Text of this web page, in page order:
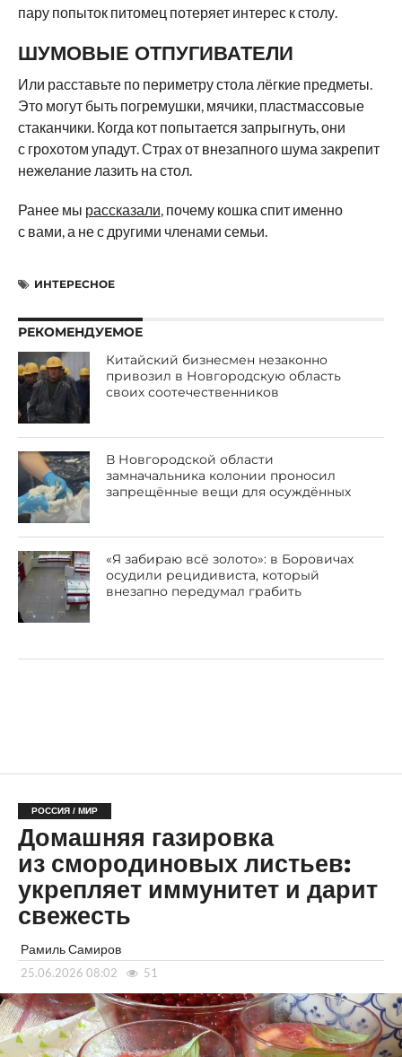
пару попыток питомец потеряет интерес к столу.
ШУМОВЫЕ ОТПУГИВАТЕЛИ
Или расставьте по периметру стола лёгкие предметы.
Это могут быть погремушки, мячики, пластмассовые
стаканчики. Когда кот попытается запрыгнуть, они
с грохотом упадут. Страх от внезапного шума закрепит
нежелание лазить на стол.
Ранее мы рассказали, почему кошка спит именно
с вами, а не с другими членами семьи.
ИНТЕРЕСНОЕ
РЕКОМЕНДУЕМОЕ
Китайский бизнесмен незаконно
привозил в Новгородскую область
своих соотечественников
В Новгородской области
замначальника колонии проносил
запрещённые вещи для осуждённых
«Я забираю всё золото»: в Боровичах
осудили рецидивиста, который
внезапно передумал грабить
РОССИЯ / МИР
Домашняя газировка
из смородиновых листьев:
укрепляет иммунитет и дарит
свежесть
Рамиль Самиров
25.06.2026 08:02 51